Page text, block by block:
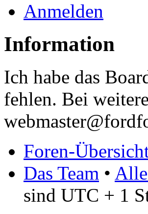
Anmelden
Information
Ich habe das
fehlen. Bei
Foren-
Das Team •
sind UTC + 1